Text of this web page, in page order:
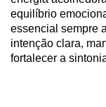
equilíbrio
essencial sempre
intenção clara,
fortalecer a